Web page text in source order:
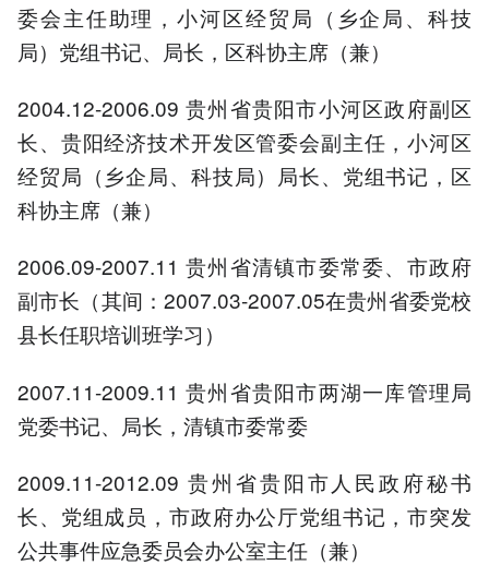
委会主任助理，小河区经贸局（乡企局、科技
局）党组书记、局长，区科协主席（兼）
2004.12-2006.09 贵州省贵阳市小河区政府副区
长、贵阳经济技术开发区管委会副主任，小河区
经贸局（乡企局、科技局）局长、党组书记，区
科协主席（兼）
2006.09-2007.11 贵州省清镇市委常委、市政府
副市长（其间：2007.03-2007.05在贵州省委党校
县长任职培训班学习）
2007.11-2009.11 贵州省贵阳市两湖一库管理局
党委书记、局长，清镇市委常委
2009.11-2012.09 贵州省贵阳市人民政府秘书
长、党组成员，市政府办公厅党组书记，市突发
公共事件应急委员会办公室主任（兼）